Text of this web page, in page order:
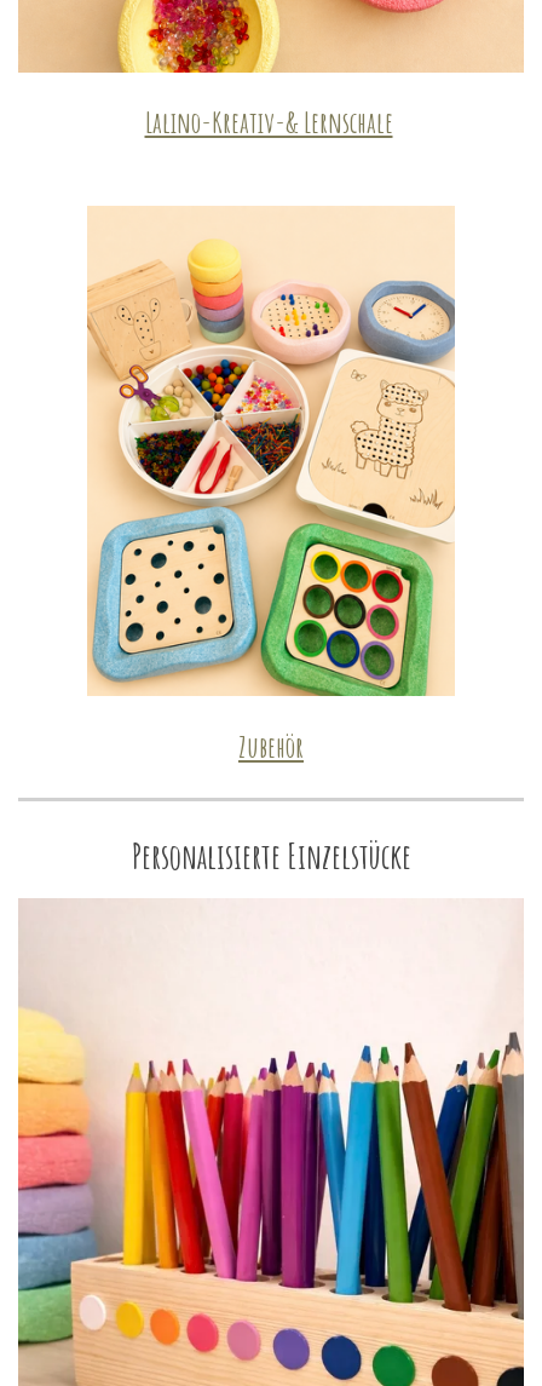
Lalino-Kreativ-& Lernschale
Zubehör
Personalisierte Einzelstücke